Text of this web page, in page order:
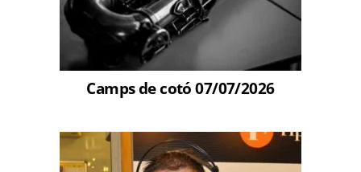
Camps de cotó 07/07/2026